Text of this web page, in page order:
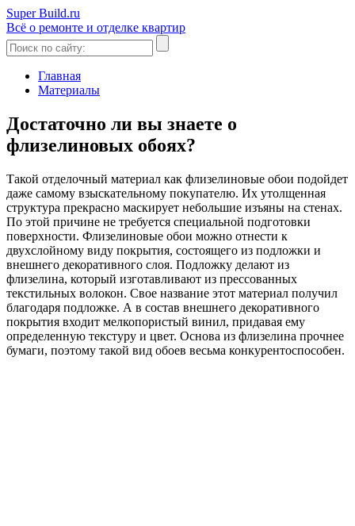
Super Build.ru
Всё о ремонте и отделке квартир
Главная
Материалы
Достаточно ли вы знаете о
флизелиновых обоях?
Такой отделочный материал как флизелиновые обои подойдет
даже самому взыскательному покупателю. Их утолщенная
структура прекрасно маскирует небольшие изъяны на стенах.
По этой причине не требуется специальной подготовки
поверхности. Флизелиновые обои можно отнести к
двухслойному виду покрытия, состоящего из подложки и
внешнего декоративного слоя. Подложку делают из
флизелина, который изготавливают из прессованных
текстильных волокон. Свое название этот материал получил
благодаря подложке. А в состав внешнего декоративного
покрытия входит мелкопористый винил, придавая ему
определенную текстуру и цвет. Основа из флизелина прочнее
бумаги, поэтому такой вид обоев весьма конкурентоспособен.